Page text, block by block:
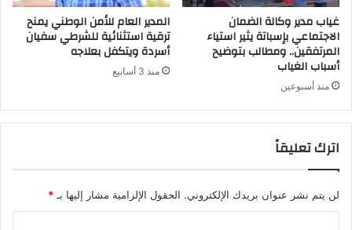
غياب مدير وكالة الضمان
الاجتماعي بإسباتة يثير استياء
المرتفقين.. ومطالب بتوضيح
أسباب الغياب
منذ أسبوعين
المدير العام للأمن الوطني يمنح
ترقية استثنائية للشرطي سفيان
أسردة ويتكفل بعلاجه
منذ 3 أسابيع
اترك تعليقاً
لن يتم نشر عنوان بريدك الإلكتروني. الحقول الإلزامية مشار إليها بـ *